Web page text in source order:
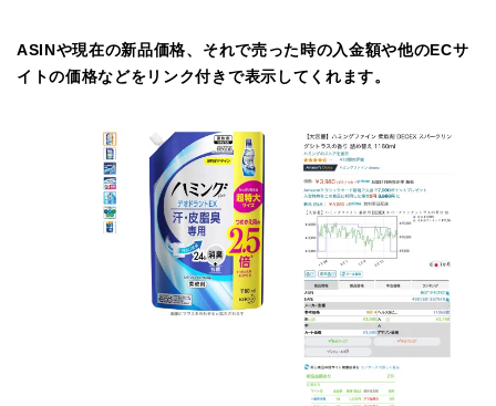
ASINや現在の新品価格、それで売った時の入金額や他のECサ
イトの価格などをリンク付きで表示してくれます。